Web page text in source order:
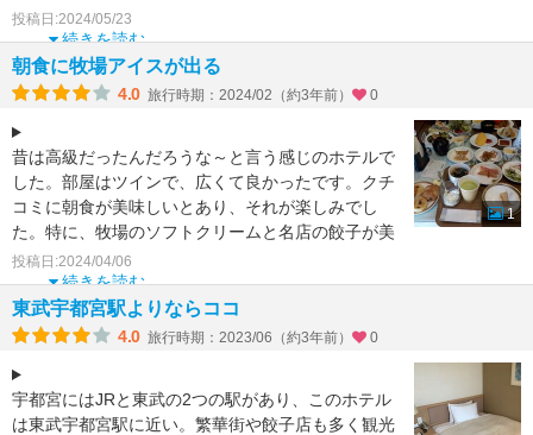
ペレーション。
続きを読む
投稿日:2024/05/23
朝食に牧場アイスが出る
4.0 旅行時期：2024/02（約3年前） 0
昔は高級だったんだろうな～と言う感じのホテルで
した。部屋はツインで、広くて良かったです。クチ
コミに朝食が美味しいとあり、それが楽しみでし
た。特に、牧場のソフトクリームと名店の餃子が美
味しく、何回かおか
続きを読む
投稿日:2024/04/06
1
東武宇都宮駅よりならココ
4.0 旅行時期：2023/06（約3年前） 0
宇都宮にはJRと東武の2つの駅があり、このホテル
は東武宇都宮駅に近い。繁華街や餃子店も多く観光